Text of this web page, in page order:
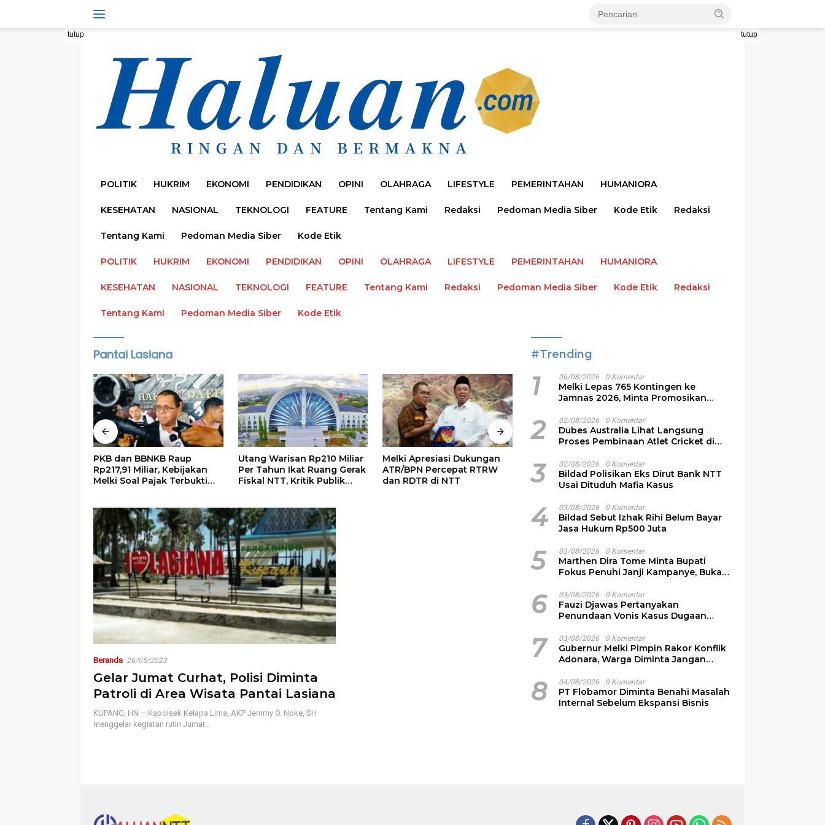
tutup tutup
POLITIK HUKRIM EKONOMI PENDIDIKAN OPINI OLAHRAGA LIFESTYLE PEMERINTAHAN HUMANIORA
KESEHATAN NASIONAL TEKNOLOGI FEATURE Tentang Kami Redaksi Pedoman Media Siber Kode Etik Redaksi
Tentang Kami Pedoman Media Siber Kode Etik
POLITIK HUKRIM EKONOMI PENDIDIKAN OPINI OLAHRAGA LIFESTYLE PEMERINTAHAN HUMANIORA
KESEHATAN NASIONAL TEKNOLOGI FEATURE Tentang Kami Redaksi Pedoman Media Siber Kode Etik Redaksi
Tentang Kami Pedoman Media Siber Kode Etik
Pantai Lasiana
PKB dan BBNKB Raup
Rp217,91 Miliar, Kebijakan
Melki Soal Pajak Terbukti
Utang Warisan Rp210 Miliar
Per Tahun Ikat Ruang Gerak
Fiskal NTT, Kritik Publik
Melki Apresiasi Dukungan
ATR/BPN Percepat RTRW
dan RDTR di NTT
Ade Kuswandi Divonis 2,6
Tahun Penjara
Benahi Masalah Internal
Sebelum Ekspansi Bisnis
Beranda 26/05/2023
Gelar Jumat Curhat, Polisi Diminta
Patroli di Area Wisata Pantai Lasiana
KUPANG, HN – Kapolsek Kelapa Lima, AKP Jemmy O. Noke, SH
menggelar kegiatan rutin Jumat…
#Trending
1 06/08/2026 0 Komentar
Melki Lepas 765 Kontingen ke
Jamnas 2026, Minta Promosikan
2 02/08/2026 0 Komentar
Dubes Australia Lihat Langsung
Proses Pembinaan Atlet Cricket di
3 02/08/2026 0 Komentar
Bildad Polisikan Eks Dirut Bank NTT
Usai Dituduh Mafia Kasus
4 03/08/2026 0 Komentar
Bildad Sebut Izhak Rihi Belum Bayar
Jasa Hukum Rp500 Juta
5 03/08/2026 0 Komentar
Marthen Dira Tome Minta Bupati
Fokus Penuhi Janji Kampanye, Bukan
6 03/08/2026 0 Komentar
Fauzi Djawas Pertanyakan
Penundaan Vonis Kasus Dugaan
7 03/08/2026 0 Komentar
Gubernur Melki Pimpin Rakor Konflik
Adonara, Warga Diminta Jangan
8 04/08/2026 0 Komentar
PT Flobamor Diminta Benahi Masalah
Internal Sebelum Ekspansi Bisnis